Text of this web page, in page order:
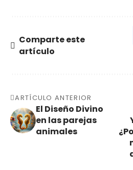
Comparte este
artículo
ARTÍCULO ANTERIOR
El Diseño Divino
en las parejas
animales